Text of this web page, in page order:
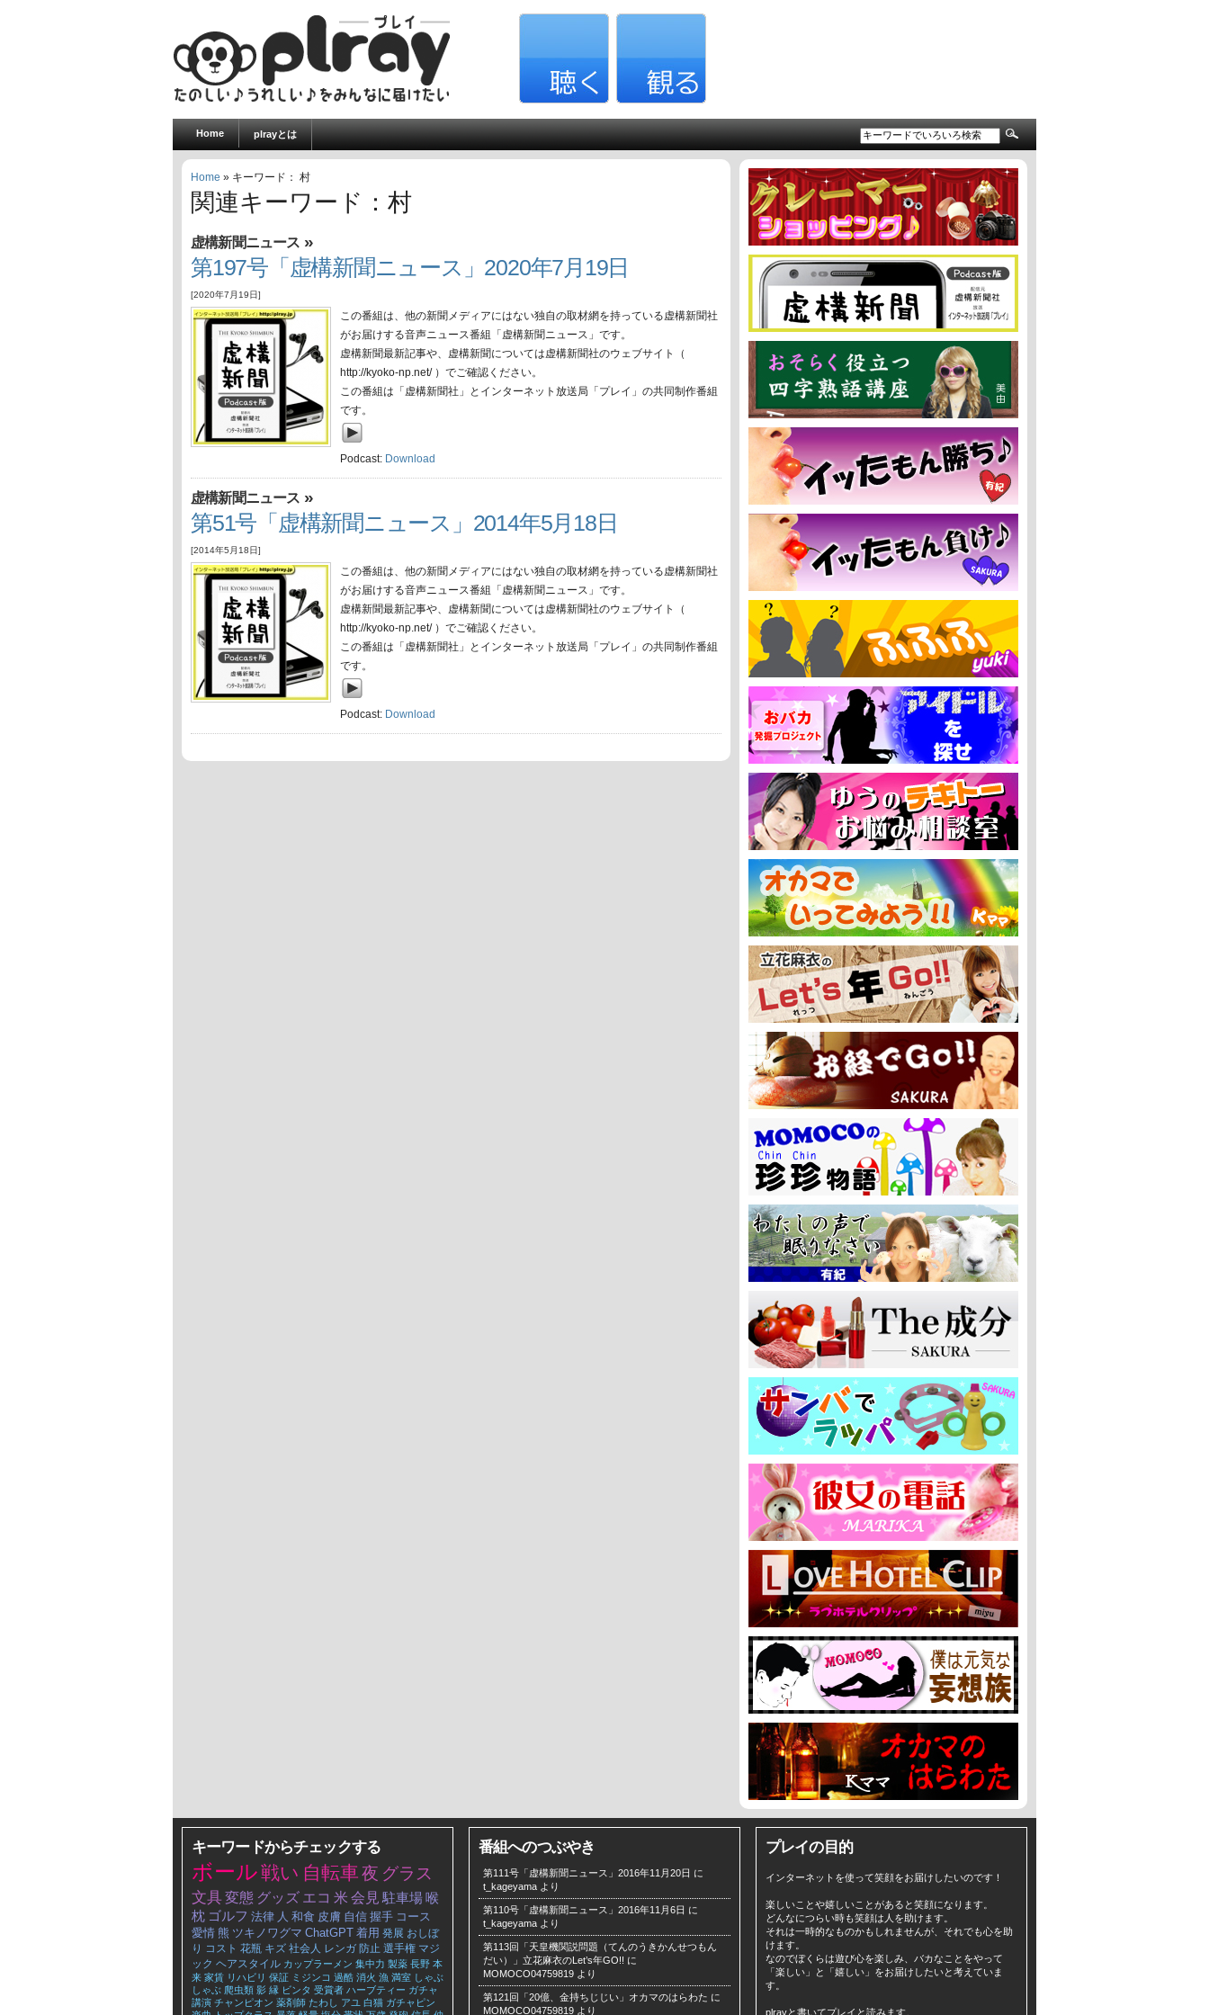
Home plrayとは
Home » キーワード： 村
関連キーワード：村
虚構新聞ニュース »
第197号「虚構新聞ニュース」2020年7月19日
[2020年7月19日]
この番組は、他の新聞メディアにはない独自の取材網を持っている虚構新聞社
がお届けする音声ニュース番組「虚構新聞ニュース」です。
虚構新聞最新記事や、虚構新聞については虚構新聞社のウェブサイト（
http://kyoko-np.net/ ）でご確認ください。
この番組は「虚構新聞社」とインターネット放送局「プレイ」の共同制作番組
です。
Podcast: Download
虚構新聞ニュース »
第51号「虚構新聞ニュース」2014年5月18日
[2014年5月18日]
この番組は、他の新聞メディアにはない独自の取材網を持っている虚構新聞社
がお届けする音声ニュース番組「虚構新聞ニュース」です。
虚構新聞最新記事や、虚構新聞については虚構新聞社のウェブサイト（
http://kyoko-np.net/ ）でご確認ください。
この番組は「虚構新聞社」とインターネット放送局「プレイ」の共同制作番組
です。
Podcast: Download
キーワードからチェックする
ボール戦い 自転車夜 グラス
文具変態 グッズ エコ 米 会見 駐車場 喉
枕 ゴルフ 法律 人 和食 皮膚 自信 握手 コース
愛情 熊 ツキノワグマ ChatGPT 着用 発展 おしぼ
り コスト 花瓶 キズ 社会人 レンガ 防止 選手権 マジ
ック ヘアスタイル カップラーメン 集中力 製薬 長野 本
来 家賃 リハビリ 保証 ミジンコ 過酷 消火 漁 満室 しゃぶ
しゃぶ 爬虫類 影 縁 ビンタ 受賞者 ハーブティー ガチャ
講演 チャンピオン 薬剤師 たわし アユ 白猫 ガチャピン
番組へのつぶやき
第111号「虚構新聞ニュース」2016年11月20日 に
t_kageyama より
第110号「虚構新聞ニュース」2016年11月6日 に
t_kageyama より
第113回「天皇機関説問題（てんのうきかんせつもん
だい）」立花麻衣のLet’s年GO!! に
MOMOCO04759819 より
第121回「20億、金持ちじじい」オカマのはらわた に
MOMOCO04759819 より
プレイの目的
インターネットを使って笑顔をお届けしたいのです！
楽しいことや嬉しいことがあると笑顔になります。
どんなにつらい時も笑顔は人を助けます。
それは一時的なものかもしれませんが、それでも心を助
けます。
なのでぼくらは遊び心を楽しみ、バカなことをやって
「楽しい」と「嬉しい」をお届けしたいと考えていま
す。
plrayと書いてプレイと読みます。